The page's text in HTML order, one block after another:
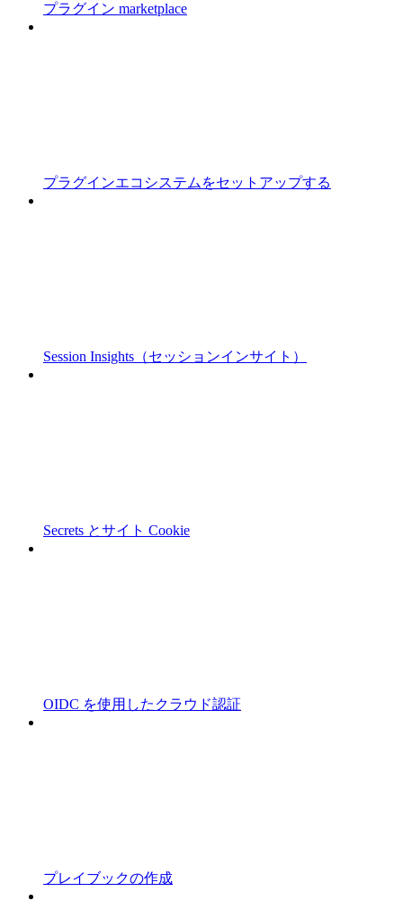
プラグイン marketplace
プラグインエコシステムをセットアップする
Session Insights（セッションインサイト）
Secrets とサイト Cookie
OIDC を使用したクラウド認証
プレイブックの作成